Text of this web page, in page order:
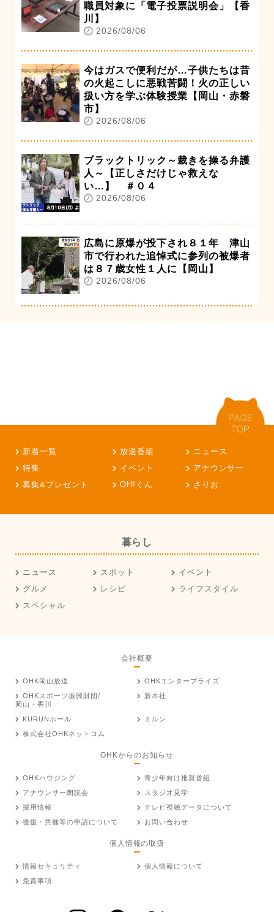
職員対象に「電子投票説明会」【香
川】
2026/08/06
今はガスで便利だが…子供たちは昔
の火起こしに悪戦苦闘！火の正しい
扱い方を学ぶ体験授業【岡山・赤磐
市】
2026/08/06
ブラックトリック～裁きを操る弁護
人～【正しさだけじゃ救えな
い…】 ＃０４
2026/08/06
広島に原爆が投下され８１年 津山
市で行われた追悼式に参列の被爆者
は８７歳女性１人に【岡山】
2026/08/06
新着一覧 放送番組
ニュース
特集
イベント
アナウンサー
募集&プレゼント
OH!くん さりお
暮らし
ニュース スポット
イベント
グルメ
レシピ
ライフスタイル
スペシャル
会社概要
OHK岡山放送
OHKエンタープライズ
OHKスポーツ振興財団/
岡山・香川
新本社
KURUNホール
ミルン
株式会社OHKネットコム
OHKからのお知らせ
OHKハウジング
青少年向け推奨番組
アナウンサー朗読会
スタジオ見学
採用情報
テレビ視聴データについて
後援・共催等の申請について
お問い合わせ
個人情報の取扱
情報セキュリティ
個人情報について
免責事項